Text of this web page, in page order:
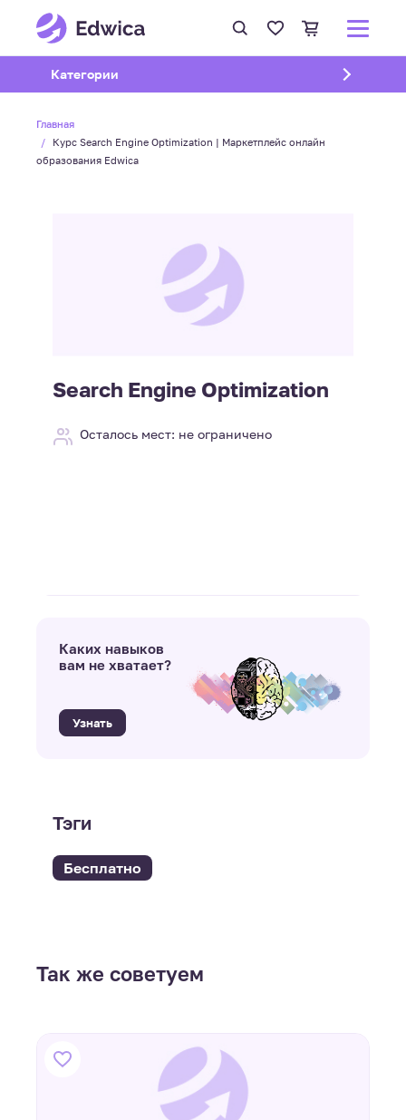
Открыть подменю
Категории
Главная
Курс Search Engine Optimization | Маркетплейс онлайн
образования Edwica
Search Engine Optimization
Осталось мест: не ограничено
Каких навыков
вам не хватает?
Узнать
Тэги
Бесплатно
Так же советуем